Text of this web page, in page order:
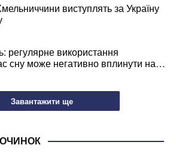
виступлять за Україну
регулярне використання
сну може негативно вплинути на
Завантажити ще